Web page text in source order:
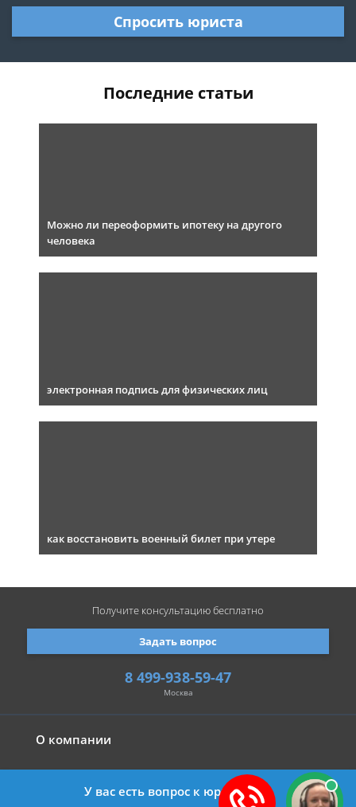
Спросить юриста
Последние статьи
Можно ли переоформить ипотеку на другого
человека
электронная подпись для физических лиц
как восстановить военный билет при утере
О компании
8 499-938-59-47
Москва
Задать вопрос
Получите консультациюбесплатно
У вас есть вопрос к юристу?